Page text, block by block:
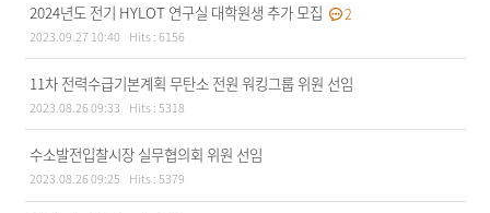
2024년도 전기 HYLOT 연구실 대학원생 추가 모집 2
2023.09.27 10:40 Hits :6156
11차 전력수급기본계획 무탄소 전원 워킹그룹 위원 선임
2023.08.26 09:33 Hits : 5318
수소발전입찰시장 실무협의회 위원 선임
2023.08.26 09:25 Hits : 5379